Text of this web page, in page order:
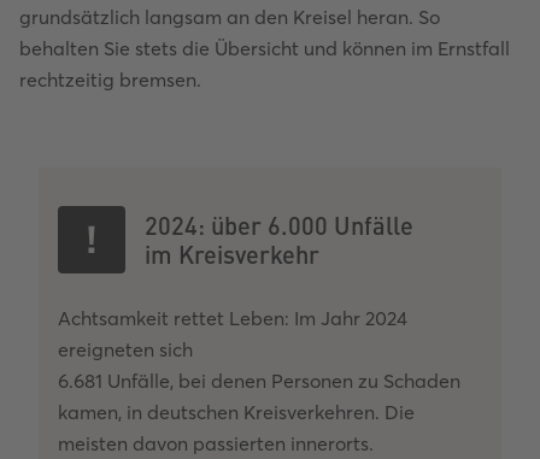
grundsätzlich langsam an den Kreisel heran. So
behalten Sie stets die Übersicht und können im Ernstfall
rechtzeitig bremsen.
2024: über 6.000 Unfälle
im Kreisverkehr
Achtsamkeit rettet Leben: Im Jahr 2024
ereigneten sich
6.681 Unfälle, bei denen Personen zu Schaden
kamen, in deutschen Kreisverkehren. Die
meisten davon passierten innerorts.